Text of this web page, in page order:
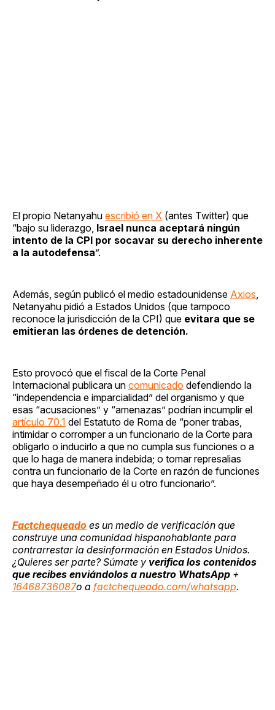
El propio Netanyahu escribió en X (antes Twitter) que
“bajo su liderazgo, Israel nunca aceptará ningún
intento de la CPI por socavar su derecho inherente
a la autodefensa”.
Además, según publicó el medio estadounidense Axios,
Netanyahu pidió a Estados Unidos (que tampoco
reconoce la jurisdicción de la CPI) que evitara que se
emitieran las órdenes de detención.
Esto provocó que el fiscal de la Corte Penal
Internacional publicara un comunicado defendiendo la
“independencia e imparcialidad” del organismo y que
esas “acusaciones” y “amenazas” podrían incumplir el
artículo 70.1 del Estatuto de Roma de “poner trabas,
intimidar o corromper a un funcionario de la Corte para
obligarlo o inducirlo a que no cumpla sus funciones o a
que lo haga de manera indebida; o tomar represalias
contra un funcionario de la Corte en razón de funciones
que haya desempeñado él u otro funcionario”.
Factchequeado es un medio de verificación que
construye una comunidad hispanohablante para
contrarrestar la desinformación en Estados Unidos.
¿Quieres ser parte? Súmate y verifica los contenidos
que recibes enviándolos a nuestro WhatsApp +
16468736087o a factchequeado.com/whatsapp.